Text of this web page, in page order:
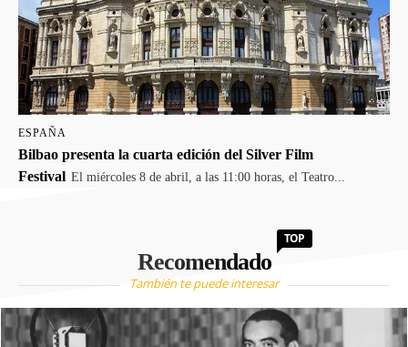
ESPAÑA
Bilbao presenta la cuarta edición del Silver Film
Festival El miércoles 8 de abril, a las 11:00 horas, el Teatro...
Recomendado
TOP
También te puede interesar